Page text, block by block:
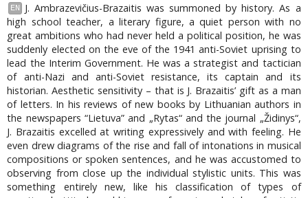
EN
J. Ambrazevičius-Brazaitis was summoned by history. As a
high school teacher, a literary figure, a quiet person with no
great ambitions who had never held a political position, he was
suddenly elected on the eve of the 1941 anti-Soviet uprising to
lead the Interim Government. He was a strategist and tactician
of anti-Nazi and anti-Soviet resistance, its captain and its
historian. Aesthetic sensitivity – that is J. Brazaitis’ gift as a man
of letters. In his reviews of new books by Lithuanian authors in
the newspapers “Lietuva” and „Rytas“ and the journal „Židinys“,
J. Brazaitis excelled at writing expressively and with feeling. He
even drew diagrams of the rise and fall of intonations in musical
compositions or spoken sentences, and he was accustomed to
observing from close up the individual stylistic units. This was
something entirely new, like his classification of types of